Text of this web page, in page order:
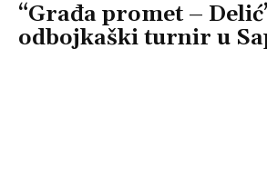
“Građa promet –
odbojkaški turnir u